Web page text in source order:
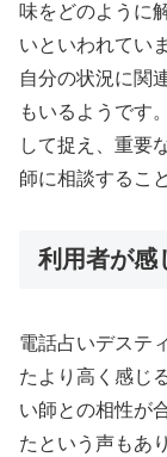
味をどのように
いといわれてい
自分の状況に関
もいるようです
して捉え、重要
師に相談するこ
利用者が感
電話占いデステ
たより高く感じ
い師との相性が
たという声もあ